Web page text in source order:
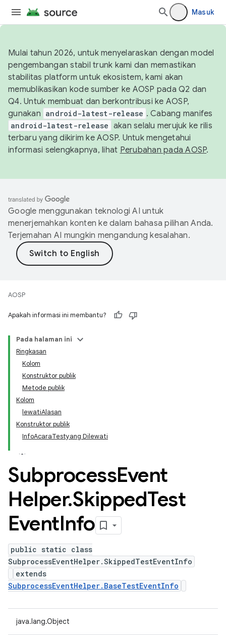
Masuk
Mulai tahun 2026, untuk menyelaraskan dengan model
pengembangan stabil trunk kami dan memastikan
stabilitas platform untuk ekosistem, kami akan
memublikasikan kode sumber ke AOSP pada Q2 dan
Q4. Untuk membuat dan berkontribusi ke AOSP,
gunakan android-latest-release . Cabang manifes
android-latest-release akan selalu merujuk ke rilis
terbaru yang dikirim ke AOSP. Untuk mengetahui
informasi selengkapnya, lihat Perubahan pada AOSP.
Google menggunakan teknologi AI untuk
menerjemahkan konten ke dalam bahasa pilihan Anda.
Terjemahan AI mungkin mengandung kesalahan.
AOSP
Apakah informasi ini membantu?
Pada halaman ini
Ringkasan
Kolom
Konstruktor publik
Metode publik
Kolom
lewatiAlasan
Konstruktor publik
InfoAcaraTestyang Dilewati
SubprocessEvent
Helper.SkippedTest
EventInfo
public static class
SubprocessEventHelper.SkippedTestEventInfo
extends
SubprocessEventHelper.BaseTestEventInfo
java.lang.Object